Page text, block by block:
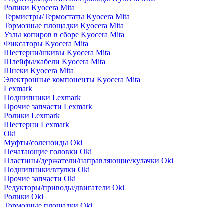
Ролики Kyocera Mita
Термистры/Термостаты Kyocera Mita
Тормозные площадки Kyocera Mita
Узлы копиров в сборе Kyocera Mita
Фиксаторы Kyocera Mita
Шестерни/шкивы Kyocera Mita
Шлейфы/кабели Kyocera Mita
Шнеки Kyocera Mita
Электронные компоненты Kyocera Mita
Lexmark
Подшипники Lexmark
Прочие запчасти Lexmark
Ролики Lexmark
Шестерни Lexmark
Oki
Муфты/соленоиды Oki
Печатающие головки Oki
Пластины/держатели/направляющие/кулачки Oki
Подшипники/втулки Oki
Прочие запчасти Oki
Редукторы/приводы/двигатели Oki
Ролики Oki